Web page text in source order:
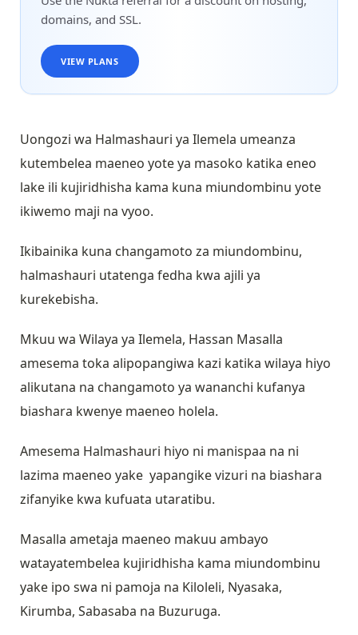
domains, and SSL.
VIEW PLANS
Uongozi wa Halmashauri ya Ilemela umeanza
kutembelea maeneo yote ya masoko katika eneo
lake ili kujiridhisha kama kuna miundombinu yote
ikiwemo maji na vyoo.
Ikibainika kuna changamoto za miundombinu,
halmashauri utatenga fedha kwa ajili ya
kurekebisha.
Mkuu wa Wilaya ya Ilemela, Hassan Masalla
amesema toka alipopangiwa kazi katika wilaya hiyo
alikutana na changamoto ya wananchi kufanya
biashara kwenye maeneo holela.
Amesema Halmashauri hiyo ni manispaa na ni
lazima maeneo yake yapangike vizuri na biashara
zifanyike kwa kufuata utaratibu.
Masalla ametaja maeneo makuu ambayo
watayatembelea kujiridhisha kama miundombinu
yake ipo swa ni pamoja na Kiloleli, Nyasaka,
Kirumba, Sabasaba na Buzuruga.